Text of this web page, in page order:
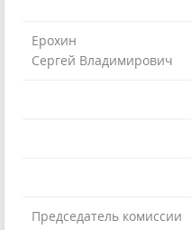
Ерохин
Сергей Владимирович
Председатель комиссии